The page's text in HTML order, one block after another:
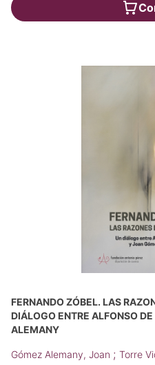
FERNANDO ZÓBEL. LAS
DIÁLOGO ENTRE ALFONSO
ALEMANY
Gómez Alemany, Joan ; Torre